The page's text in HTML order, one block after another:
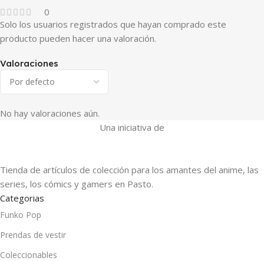
0
Valoraciones
No hay valoraciones aún.
Solo los usuarios registrados que hayan comprado este
producto pueden hacer una valoración.
Una iniciativa de
Tienda de artículos de colección para los amantes del anime, las
series, los cómics y gamers en Pasto.
Categorias
Funko Pop
Prendas de vestir
Coleccionables